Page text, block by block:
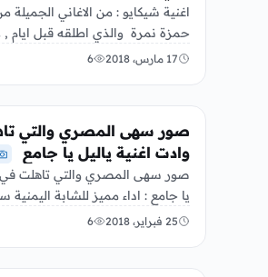
اغنية شيكايو : من الاغاني الجميلة
حمزة نمرة والذي اطلقه قبل ايام ,
17 مارس، 2018 6
صور سهى المصري والتي
وادت اغنية ياليل يا جامع
صور سهى المصري والتي تاهلت في
يا جامع : اداء مميز للشابة
25 فبراير، 2018 6